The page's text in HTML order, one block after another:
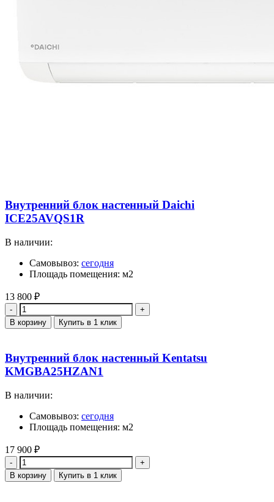
Внутренний блок настенный Daichi
ICE25AVQS1R
В наличии:
Самовывоз: сегодня
Площадь помещения: м2
13 800 ₽
Количество
В корзину Купить в 1 клик
Внутренний блок настенный Kentatsu
KMGBA25HZAN1
В наличии:
Самовывоз: сегодня
Площадь помещения: м2
17 900 ₽
Количество
В корзину Купить в 1 клик